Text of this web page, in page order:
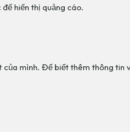
hiển thị quảng cáo.
mình. Để biết thêm thông tin